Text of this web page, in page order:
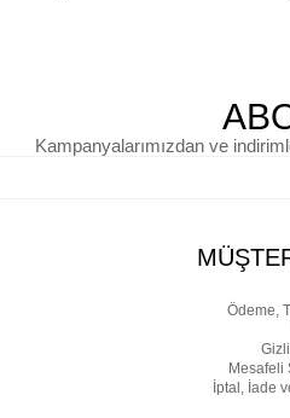
Kampanyalarımızdan ve
Ödeme,
Mesafeli
İptal, İade